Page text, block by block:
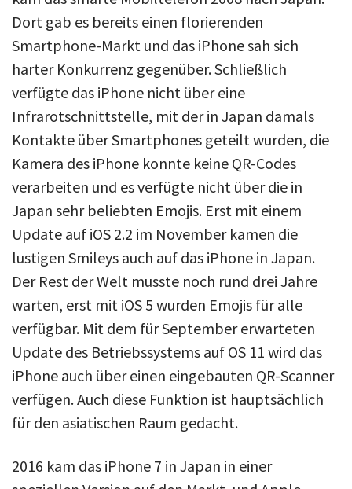
Dort gab es bereits einen florierenden
Smartphone-Markt und das iPhone sah sich
harter Konkurrenz gegenüber. Schließlich
verfügte das iPhone nicht über eine
Infrarotschnittstelle, mit der in Japan damals
Kontakte über Smartphones geteilt wurden, die
Kamera des iPhone konnte keine QR-Codes
verarbeiten und es verfügte nicht über die in
Japan sehr beliebten Emojis. Erst mit einem
Update auf iOS 2.2 im November kamen die
lustigen Smileys auch auf das iPhone in Japan.
Der Rest der Welt musste noch rund drei Jahre
warten, erst mit iOS 5 wurden Emojis für alle
verfügbar. Mit dem für September erwarteten
Update des Betriebssystems auf OS 11 wird das
iPhone auch über einen eingebauten QR-Scanner
verfügen. Auch diese Funktion ist hauptsächlich
für den asiatischen Raum gedacht.
2016 kam das iPhone 7 in Japan in einer